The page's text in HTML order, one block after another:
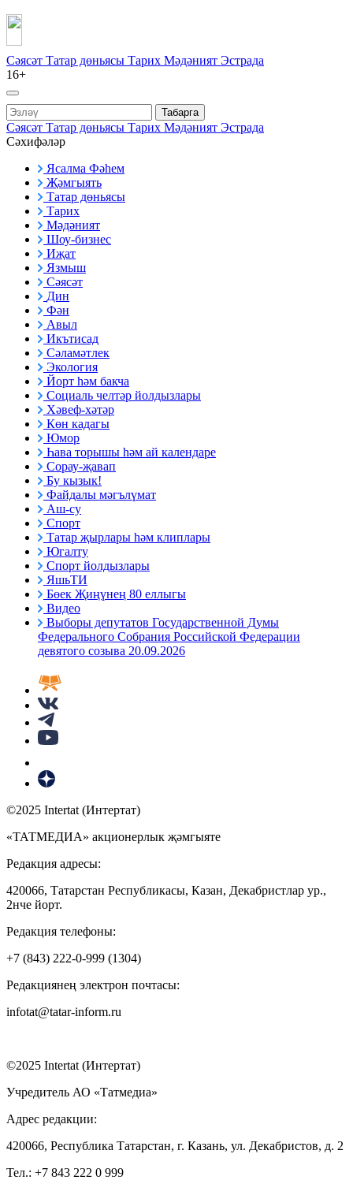
Сәясәт Татар дөньясы Тарих Мәдәният Эстрада
16+
Табарга
Сәясәт Татар дөньясы Тарих Мәдәният Эстрада
Сәхифәләр
Ясалма Фәһем
Җәмгыять
Татар дөньясы
Тарих
Мәдәният
Шоу-бизнес
Иҗат
Язмыш
Сәясәт
Дин
Фән
Авыл
Икътисад
Сәламәтлек
Экология
Йорт һәм бакча
Социаль челтәр йолдызлары
Хәвеф-хәтәр
Көн кадагы
Юмор
Һава торышы һәм ай календаре
Сорау-җавап
Бу кызык!
Файдалы мәгълүмат
Аш-су
Спорт
Татар җырлары һәм клиплары
Югалту
Спорт йолдызлары
ЯшьТИ
Бөек Җиңүнең 80 еллыгы
Видео
Выборы депутатов Государственной Думы
Федерального Собрания Российской Федерации
девятого созыва 20.09.2026
©2025 Intertat (Интертат)
«ТАТМЕДИА» акционерлык җәмгыяте
Редакция адресы:
420066, Татарстан Республикасы, Казан, Декабристлар ур.,
2нче йорт.
Редакция телефоны:
+7 (843) 222-0-999 (1304)
Редакциянең электрон почтасы:
infotat@tatar-inform.ru
©2025 Intertat (Интертат)
Учредитель АО «Татмедиа»
Адрес редакции:
420066, Республика Татарстан, г. Казань, ул. Декабристов, д. 2
Тел.: +7 843 222 0 999